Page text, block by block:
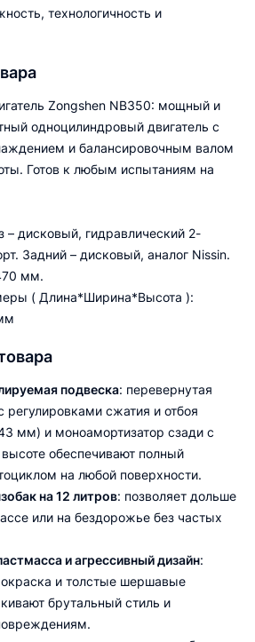
технологичность и
Zongshen NB350: мощный и
одноцилиндровый двигатель с
и балансировочным валом
Готов к любым испытаниям на
– дисковый, гидравлический 2-
Задний – дисковый, аналог Nissin.
мм.
( Длина*Ширина*Высота ):
подвеска: перевернутая
регулировками сжатия и отбоя
мм) и моноамортизатор сзади с
обеспечивают полный
на любой поверхности.
на 12 литров: позволяет дольше
или на бездорожье без частых
и агрессивный дизайн:
окраска и толстые шершавые
брутальный стиль и